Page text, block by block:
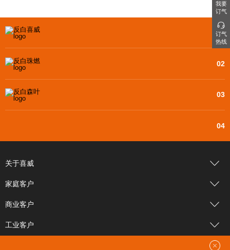
01
02
03
04
关于喜威
家庭客户
商业客户
工业客户
我要
订气
订气
热线